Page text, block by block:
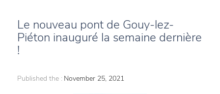
Le nouveau pont de Gouy-lez-
Piéton inauguré la semaine dernière
!
Published the : November 25, 2021